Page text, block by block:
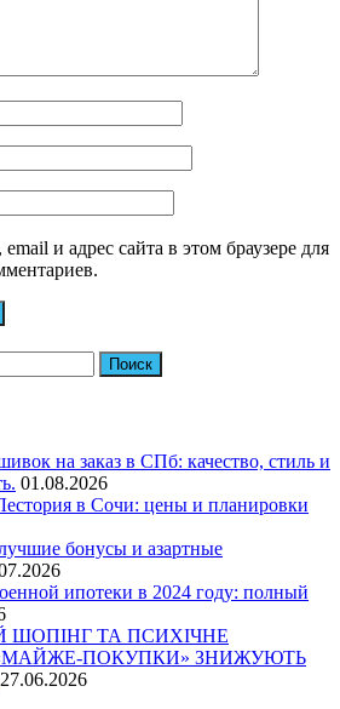
и адрес сайта в этом браузере для
на заказ в СПб: качество, стиль и
01.08.2026
в Сочи: цены и планировки
бонусы и азартные
ипотеки в 2024 году: полный
ТА ПСИХІЧНЕ
ПОКУПКИ» ЗНИЖУЮТЬ
27.06.2026